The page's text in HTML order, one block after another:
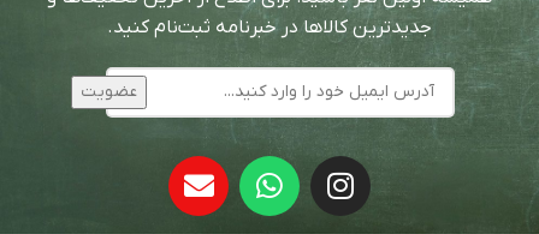
جدیدترین کالاها در خبرنامه ثبت‌نام کنید.